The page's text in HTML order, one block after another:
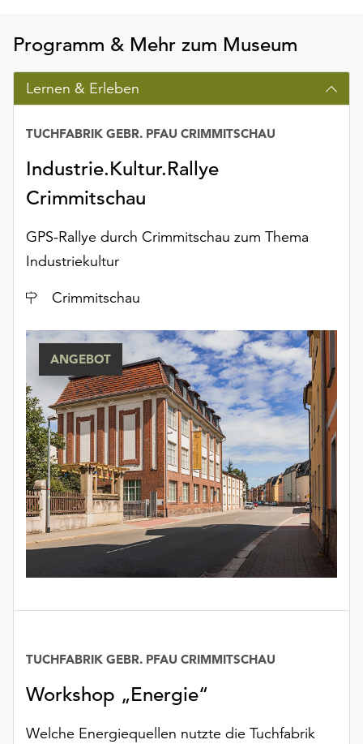
Programm & Mehr zum Museum
Lernen & Erleben
Industrie.Kultur.Rallye
Crimmitschau
TUCHFABRIK GEBR. PFAU CRIMMITSCHAU
GPS-Rallye durch Crimmitschau zum Thema
Industriekultur
Ort
Crimmitschau
ANGEBOT
Workshop „Energie“
TUCHFABRIK GEBR. PFAU CRIMMITSCHAU
Welche Energiequellen nutzte die Tuchfabrik